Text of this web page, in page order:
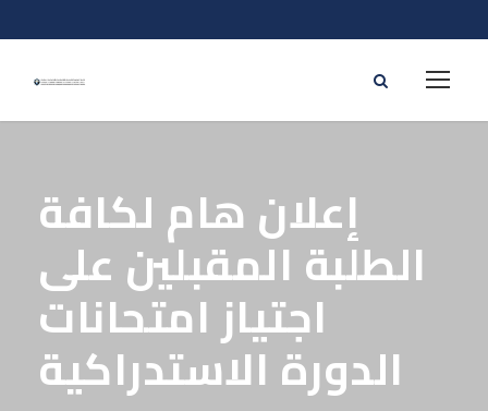
إعلان هام لكافة
الطلبة المقبلين على
اجتياز امتحانات
الدورة الاستدراكية